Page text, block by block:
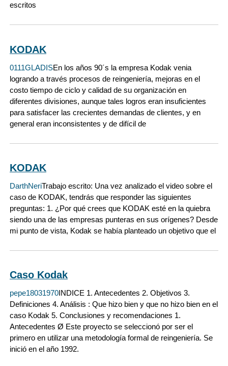
escritos
KODAK
0111GLADISEn los años 90´s la empresa Kodak venia
logrando a través procesos de reingeniería, mejoras en el
costo tiempo de ciclo y calidad de su organización en
diferentes divisiones, aunque tales logros eran insuficientes
para satisfacer las crecientes demandas de clientes, y en
general eran inconsistentes y de difícil de
KODAK
DarthNeriTrabajo escrito: Una vez analizado el video sobre el
caso de KODAK, tendrás que responder las siguientes
preguntas: 1. ¿Por qué crees que KODAK esté en la quiebra
siendo una de las empresas punteras en sus orígenes? Desde
mi punto de vista, Kodak se había planteado un objetivo que el
Caso Kodak
pepe18031970INDICE 1. Antecedentes 2. Objetivos 3.
Definiciones 4. Análisis : Que hizo bien y que no hizo bien en el
caso Kodak 5. Conclusiones y recomendaciones 1.
Antecedentes Ø Este proyecto se seleccionó por ser el
primero en utilizar una metodología formal de reingeniería. Se
inició en el año 1992.